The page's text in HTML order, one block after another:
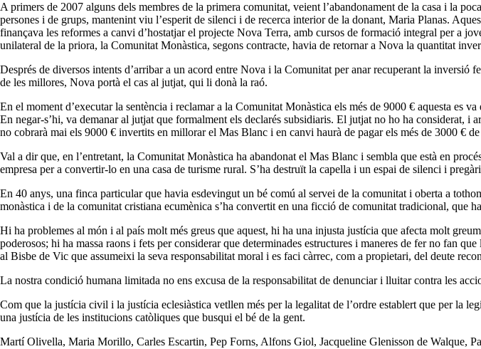
A primers de 2007 alguns dels membres de la primera comunitat, veient l’abandonament de la casa i la
persones i de grups, mantenint viu l’esperit de silenci i de recerca interior de la donant, Maria Planas.
finançava les reformes a canvi d’hostatjar el projecte Nova Terra, amb cursos de formació integral per a
unilateral de la priora, la Comunitat Monàstica, segons contracte, havia de retornar a Nova la quantitat
Després de diversos intents d’arribar a un acord entre Nova i la Comunitat per anar recuperant la
de les millores, Nova portà el cas al jutjat, qui li donà la raó.
En el moment d’executar la sentència i reclamar a la Comunitat Monàstica els més de 9000 € aquesta es
En negar-s’hi, va demanar al jutjat que formalment els declarés subsidiaris. El jutjat no ho ha considerat,
no cobrarà mai els 9000 € invertits en millorar el Mas Blanc i en canvi haurà de pagar els més de 3000 €
Val a dir que, en l’entretant, la Comunitat Monàstica ha abandonat el Mas Blanc i sembla que està en
empresa per a convertir-lo en una casa de turisme rural. S’ha destruït la capella i un espai de silenci i
En 40 anys, una finca particular que havia esdevingut un bé comú al servei de la comunitat i oberta a
monàstica i de la comunitat cristiana ecumènica s’ha convertit en una ficció de comunitat tradicional, que
Hi ha problemes al món i al país molt més greus que aquest, hi ha una injusta justícia que afecta molt
poderosos; hi ha massa raons i fets per considerar que determinades estructures i maneres de fer no fan
al Bisbe de Vic que assumeixi la seva responsabilitat moral i es faci càrrec, com a propietari, del deute
La nostra condició humana limitada no ens excusa de la responsabilitat de denunciar i lluitar contra les
Com que la justícia civil i la justícia eclesiàstica vetllen més per la legalitat de l’ordre establert que per la
una justícia de les institucions catòliques que busqui el bé de la gent.
Martí Olivella, Maria Morillo, Carles Escartin, Pep Forns, Alfons Giol, Jacqueline Glenisson de Walque,